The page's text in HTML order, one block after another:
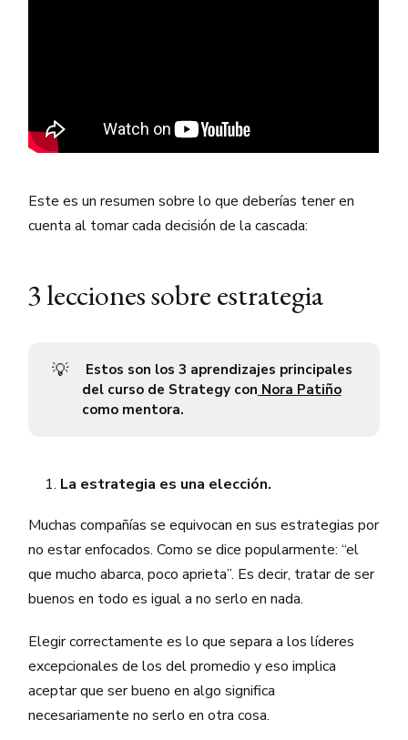
Este es un resumen sobre lo que deberías tener en
cuenta al tomar cada decisión de la cascada:
3 lecciones sobre estrategia
💡
Estos son los 3 aprendizajes principales
del curso de Strategy con Nora Patiño
como mentora.
La estrategia es una elección.
Muchas compañías se equivocan en sus estrategias por
no estar enfocados. Como se dice popularmente: “el
que mucho abarca, poco aprieta”. Es decir, tratar de ser
buenos en todo es igual a no serlo en nada.
Elegir correctamente es lo que separa a los líderes
excepcionales de los del promedio y eso implica
aceptar que ser bueno en algo significa
necesariamente no serlo en otra cosa.